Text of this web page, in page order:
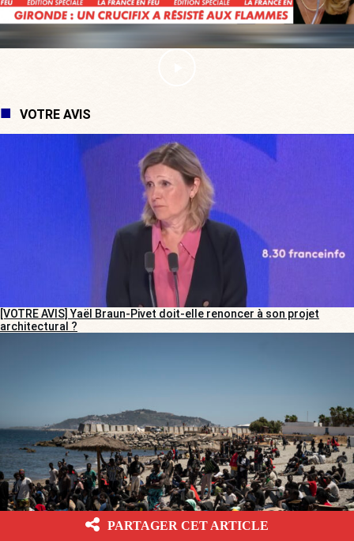
VOTRE AVIS
[VOTRE AVIS] Yaël Braun-Pivet doit-elle renoncer à son projet
architectural ?
PARTAGER CET ARTICLE